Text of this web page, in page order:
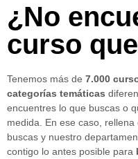
¿No
curso
Tenemos más de 7.000
categorías temáticas
encuentres lo que buscas o
medida. En ese caso,
buscas y nuestro
contigo lo antes posible para